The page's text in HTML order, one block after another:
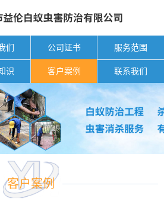
们 公司证书 服务范围
识 客户案例 联系我们
客户案例